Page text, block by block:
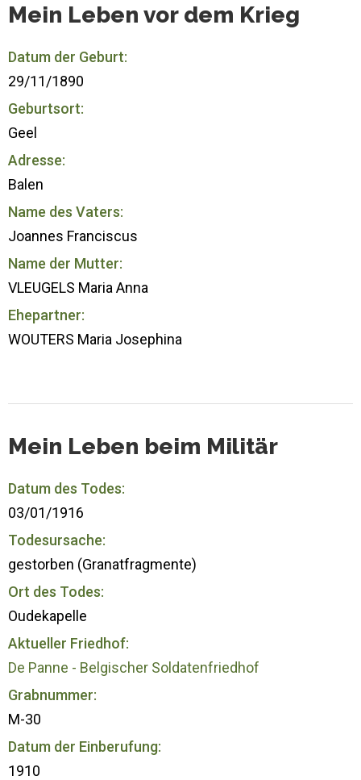
Mein Leben vor dem Krieg
Datum der Geburt:
29/11/1890
Geburtsort:
Geel
Adresse:
Balen
Name des Vaters:
Joannes Franciscus
Name der Mutter:
VLEUGELS Maria Anna
Ehepartner:
WOUTERS Maria Josephina
Mein Leben beim Militär
Datum des Todes:
03/01/1916
Todesursache:
gestorben (Granatfragmente)
Ort des Todes:
Oudekapelle
Aktueller Friedhof:
De Panne - Belgischer Soldatenfriedhof
Grabnummer:
M-30
Datum der Einberufung:
1910